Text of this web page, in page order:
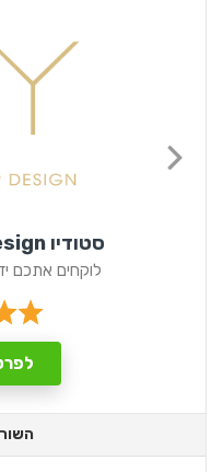
סטודיו L&Y Interior Design
לוקחים אתכם